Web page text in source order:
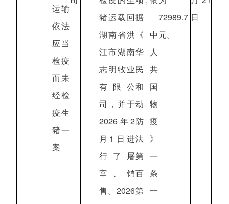
运输
依法
应当
检疫
而未
经检
疫生
猪一
案
猪运载回
湖南省洪
江市湖南
志明牧业
有限公
司，并于
2026年2
月1日进
行了屠
宰、销
售。2026
据
《中
华人
民共
和国
动物
防疫
法》
第一
百条
第一
72989.7
元。
日